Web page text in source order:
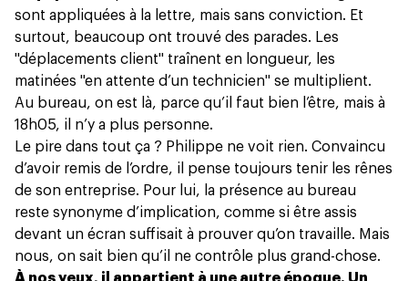
sont appliquées à la lettre, mais sans conviction. Et
surtout, beaucoup ont trouvé des parades. Les
"déplacements client" traînent en longueur, les
matinées "en attente d’un technicien" se multiplient.
Au bureau, on est là, parce qu’il faut bien l’être, mais à
18h05, il n’y a plus personne.
Le pire dans tout ça ? Philippe ne voit rien. Convaincu
d’avoir remis de l’ordre, il pense toujours tenir les rênes
de son entreprise. Pour lui, la présence au bureau
reste synonyme d’implication, comme si être assis
devant un écran suffisait à prouver qu’on travaille. Mais
nous, on sait bien qu’il ne contrôle plus grand-chose.
À nos yeux, il appartient à une autre époque. Un